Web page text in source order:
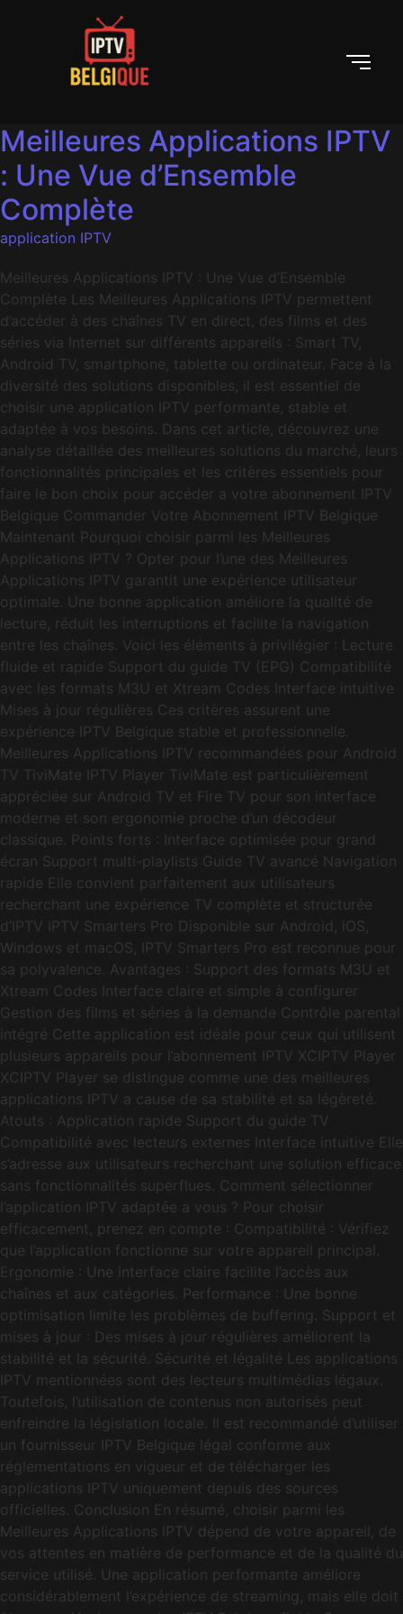
Meilleures Applications IPTV
: Une Vue d’Ensemble
Complète
application IPTV
Meilleures Applications IPTV : Une Vue d’Ensemble
Complète Les Meilleures Applications IPTV permettent
d’accéder à des chaînes TV en direct, des films et des
séries via Internet sur différents appareils : Smart TV,
Android TV, smartphone, tablette ou ordinateur. Face à la
diversité des solutions disponibles, il est essentiel de
choisir une application IPTV performante, stable et
adaptée à vos besoins. Dans cet article, découvrez une
analyse détaillée des meilleures solutions du marché, leurs
fonctionnalités principales et les critères essentiels pour
faire le bon choix pour accéder a votre abonnement IPTV
Belgique Commander Votre Abonnement IPTV Belgique
Maintenant Pourquoi choisir parmi les Meilleures
Applications IPTV ? Opter pour l’une des Meilleures
Applications IPTV garantit une expérience utilisateur
optimale. Une bonne application améliore la qualité de
lecture, réduit les interruptions et facilite la navigation
entre les chaînes. Voici les éléments à privilégier : Lecture
fluide et rapide Support du guide TV (EPG) Compatibilité
avec les formats M3U et Xtream Codes Interface intuitive
Mises à jour régulières Ces critères assurent une
expérience IPTV Belgique stable et professionnelle.
Meilleures Applications IPTV recommandées pour Android
TV TiviMate IPTV Player TiviMate est particulièrement
appréciée sur Android TV et Fire TV pour son interface
moderne et son ergonomie proche d’un décodeur
classique. Points forts : Interface optimisée pour grand
écran Support multi-playlists Guide TV avancé Navigation
rapide Elle convient parfaitement aux utilisateurs
recherchant une expérience TV complète et structurée
d’IPTV IPTV Smarters Pro Disponible sur Android, iOS,
Windows et macOS, IPTV Smarters Pro est reconnue pour
sa polyvalence. Avantages : Support des formats M3U et
Xtream Codes Interface claire et simple à configurer
Gestion des films et séries à la demande Contrôle parental
intégré Cette application est idéale pour ceux qui utilisent
plusieurs appareils pour l’abonnement IPTV XCIPTV Player
XCIPTV Player se distingue comme une des meilleures
applications IPTV a cause de sa stabilité et sa légèreté.
Atouts : Application rapide Support du guide TV
Compatibilité avec lecteurs externes Interface intuitive Elle
s’adresse aux utilisateurs recherchant une solution efficace
sans fonctionnalités superflues. Comment sélectionner
l’application IPTV adaptée a vous ? Pour choisir
efficacement, prenez en compte : Compatibilité : Vérifiez
que l’application fonctionne sur votre appareil principal.
Ergonomie : Une interface claire facilite l’accès aux
chaînes et aux catégories. Performance : Une bonne
optimisation limite les problèmes de buffering. Support et
mises à jour : Des mises à jour régulières améliorent la
stabilité et la sécurité. Sécurité et légalité Les applications
IPTV mentionnées sont des lecteurs multimédias légaux.
Toutefois, l’utilisation de contenus non autorisés peut
enfreindre la législation locale. Il est recommandé d’utiliser
un fournisseur IPTV Belgique légal conforme aux
réglementations en vigueur et de télécharger les
applications IPTV uniquement depuis des sources
officielles. Conclusion En résumé, choisir parmi les
Meilleures Applications IPTV dépend de votre appareil, de
vos attentes en matière de performance et de la qualité du
service utilisé. Une application performante améliore
considérablement l’expérience de streaming, mais elle doit